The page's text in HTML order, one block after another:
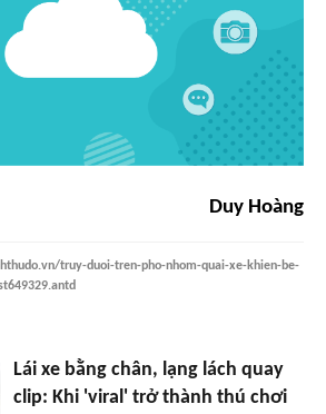
Duy Hoàng
truy-duoi-tren-pho-nhom-quai-xe-khien-be-
Lái xe bằng chân, lạng lách quay
clip: Khi 'viral' trở thành thú chơi